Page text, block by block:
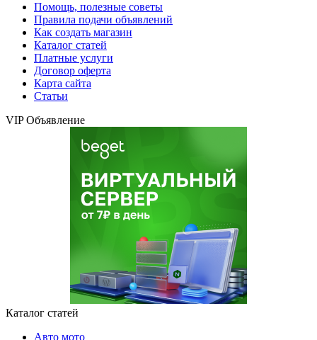
Помощь, полезные советы
Правила подачи объявлений
Как создать магазин
Каталог статей
Платные услуги
Договор оферта
Карта сайта
Статьи
VIP Объявление
Каталог статей
Авто мото